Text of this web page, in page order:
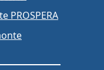
PROSPERA